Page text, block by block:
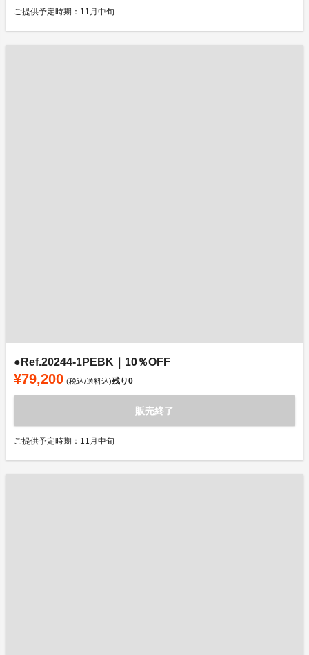
ご提供予定時期：11月中旬
●Ref.20244-1PEBK｜10％OFF
¥79,200 (税込/送料込)残り0
販売終了
ご提供予定時期：11月中旬